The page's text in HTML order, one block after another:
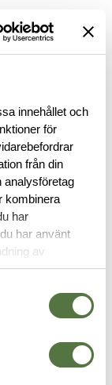
innehållet och
för
från din
analysföretag
kombinera
har
har använt
av
av